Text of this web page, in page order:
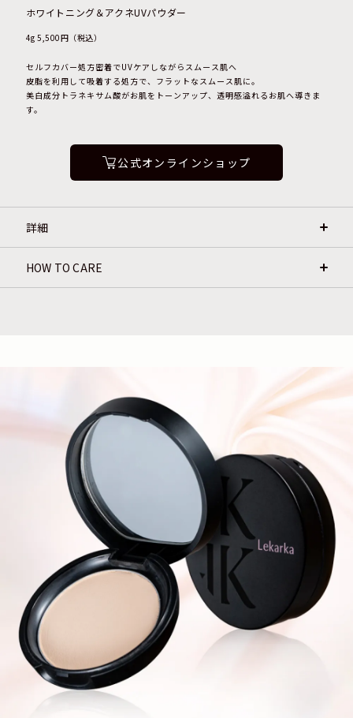
ホワイトニング＆アクネUVパウダー
4g 5,500円（税込）
セルフカバー処方密着でUVケアしながらスムース肌へ
皮脂を利用して吸着する処方で、フラットなスムース肌に。
美白成分トラネキサム酸がお肌をトーンアップ、透明感溢れるお肌へ導きま
す。
公式オンラインショップ
詳細
HOW TO CARE